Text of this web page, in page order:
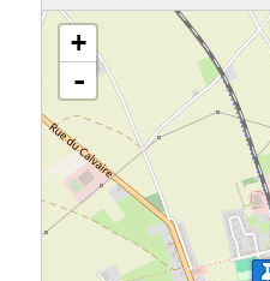
chargement de la carte - veuillez patienter...
+
-